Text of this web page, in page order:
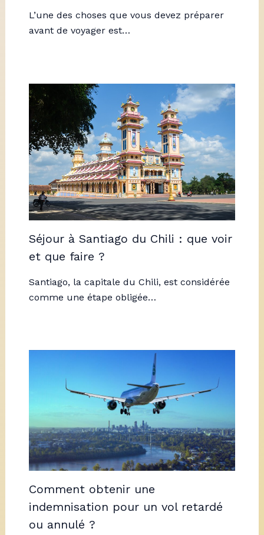
L’une des choses que vous devez préparer
avant de voyager est…
Séjour à Santiago du Chili : que voir
et que faire ?
Santiago, la capitale du Chili, est considérée
comme une étape obligée…
Comment obtenir une
indemnisation pour un vol retardé
ou annulé ?